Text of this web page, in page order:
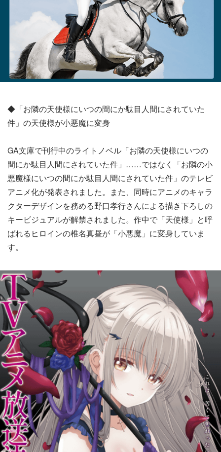
◆「お隣の天使様にいつの間にか駄目人間にされていた
件」の天使様が小悪魔に変身
GA文庫で刊行中のライトノベル「お隣の天使様にいつの
間にか駄目人間にされていた件」……ではなく「お隣の小
悪魔様にいつの間にか駄目人間にされていた件」のテレビ
アニメ化が発表されました。また、同時にアニメのキャラ
クターデザインを務める野口孝行さんによる描き下ろしの
キービジュアルが解禁されました。作中で「天使様」と呼
ばれるヒロインの椎名真昼が「小悪魔」に変身していま
す。